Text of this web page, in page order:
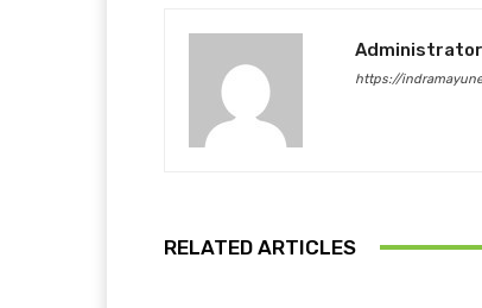
Administrator
https://
RELATED ARTICLES